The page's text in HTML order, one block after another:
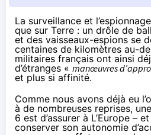
La surveillance et
que sur Terre : un drôle de
et des vaisseaux-espions se
centaines de kilomètres au-
militaires français ont ainsi
d’étranges « manœuvres
et plus si affinité.
Comme nous avons déjà eu
à de nombreuses reprises,
6 est d’assurer à L’Europe –
conserver son autonomie